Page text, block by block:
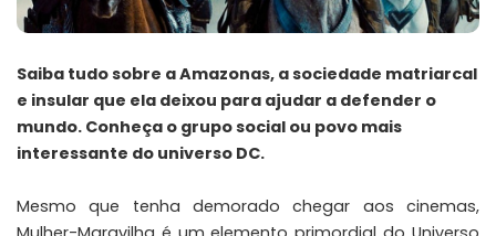
Saiba tudo sobre a Amazonas, a sociedade matriarcal
e insular que ela deixou para ajudar a defender o
mundo. Conheça o grupo social ou povo mais
interessante do universo DC.
Mesmo que tenha demorado chegar aos cinemas,